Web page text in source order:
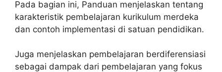
Pada bagian ini, Panduan menjelaskan tentang
karakteristik pembelajaran kurikulum merdeka
dan contoh implementasi di satuan pendidikan.
Juga menjelaskan pembelajaran berdiferensiasi
sebagai dampak dari pembelajaran yang fokus